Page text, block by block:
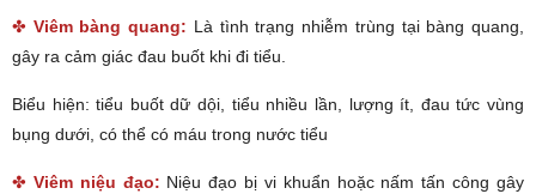
✤ Viêm bàng quang: Là tình trạng nhiễm trùng tại bàng quang,
gây ra cảm giác đau buốt khi đi tiểu.
Biểu hiện: tiểu buốt dữ dội, tiểu nhiều lần, lượng ít, đau tức vùng
bụng dưới, có thể có máu trong nước tiểu
✤ Viêm niệu đạo: Niệu đạo bị vi khuẩn hoặc nấm tấn công gây